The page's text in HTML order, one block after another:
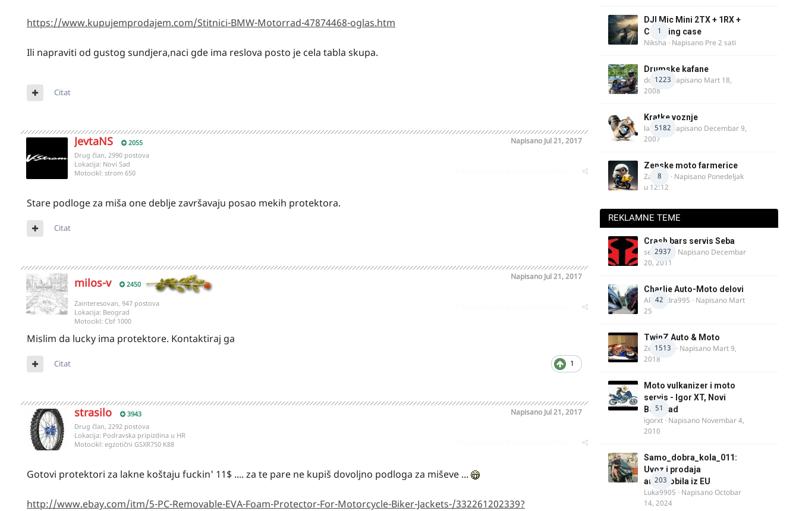
https://www.kupujemprodajem.com/Stitnici-BMW-Motorrad-47874468-oglas.htm
Ili napraviti od gustog sundjera,naci gde ima reslova posto je cela tabla skupa.
Citat
JevtaNS 2055 Napisano Jul 21, 2017
Drug član, 2990 postova
Lokacija: Novi Sad
Motocikl: strom 650
Stare podloge za miša one deblje završavaju posao mekih protektora.
Citat
milos-v 2450
Napisano Jul 21, 2017
Zainteresovan, 947 postova
Lokacija: Beograd
Motocikl: Cbf 1000
Mislim da lucky ima protektore. Kontaktiraj ga
1
Citat
strasilo 3943 Napisano Jul 21, 2017
Drug član, 2292 postova
Lokacija: Podravska pripizdina u HR
Motocikl: egzotični GSXR750 K88
Gotovi protektori za lakne koštaju fuckin' 11$ .... za te pare ne kupiš dovoljno podloga za miševe ...
http://www.ebay.com/itm/5-PC-Removable-EVA-Foam-Protector-For-Motorcycle-Biker-Jackets-/332261202339?
1
DJI Mic Mini 2TX + 1RX +
Charging case
Niksha · Napisano Pre 2 sati
1223
Drumske kafane
doktor· Napisano Mart 18,
2008
5182
Kratke voznje
lalajko· Napisano Decembar 9,
2007
8
Zenske moto farmerice
Zarkela · Napisano Ponedeljak
u 12:12
REKLAMNE TEME
2937
Crash bars servis Seba
seba011 · Napisano Decembar
20, 2011
42
Charlie Auto-Moto delovi
Alexandra995 · Napisano Mart
25
1513
TwinZ Auto & Moto
Zeljkamp · Napisano Mart 9,
2018
51
Moto vulkanizer i moto
servis - Igor XT, Novi
Beograd
igorxt · Napisano Novembar 4,
2010
203
Samo_dobra_kola_011:
Uvoz i prodaja
automobila iz EU
Luka9905 · NapisanoOctobar
14, 2024